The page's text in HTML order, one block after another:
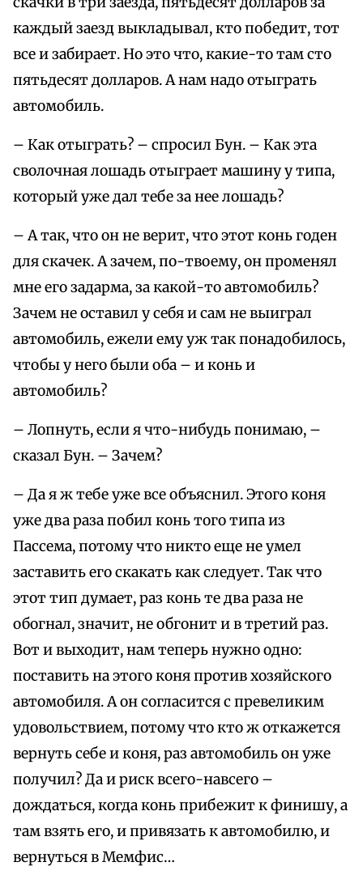
каждый заезд выкладывал, кто победит, тот
все и забирает. Но это что, какие-то там сто
пятьдесят долларов. А нам надо отыграть
автомобиль.
– Как отыграть? – спросил Бун. – Как эта
сволочная лошадь отыграет машину у типа,
который уже дал тебе за нее лошадь?
– А так, что он не верит, что этот конь годен
для скачек. А зачем, по-твоему, он променял
мне его задарма, за какой-то автомобиль?
Зачем не оставил у себя и сам не выиграл
автомобиль, ежели ему уж так понадобилось,
чтобы у него были оба – и конь и
автомобиль?
– Лопнуть, если я что-нибудь понимаю, –
сказал Бун. – Зачем?
– Да я ж тебе уже все объяснил. Этого коня
уже два раза побил конь того типа из
Пассема, потому что никто еще не умел
заставить его скакать как следует. Так что
этот тип думает, раз конь те два раза не
обогнал, значит, не обгонит и в третий раз.
Вот и выходит, нам теперь нужно одно:
поставить на этого коня против хозяйского
автомобиля. А он согласится с превеликим
удовольствием, потому что кто ж откажется
вернуть себе и коня, раз автомобиль он уже
получил? Да и риск всего-навсего –
дождаться, когда конь прибежит к финишу, а
там взять его, и привязать к автомобилю, и
вернуться в Мемфис…